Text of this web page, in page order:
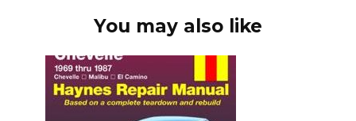
You may also like